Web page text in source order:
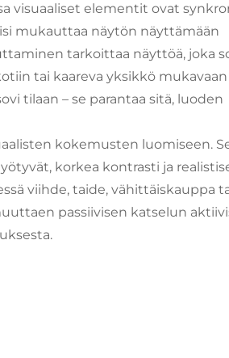
visuaaliset elementit ovat
mukauttaa näytön näyttämään
tarkoittaa näyttöä, joka
tai kaareva yksikkö mukavaan
tilaan – se parantaa sitä, luoden
kokemusten luomiseen.
korkea kontrasti ja
viihde, taide, vähittäiskauppa
passiivisen katselun